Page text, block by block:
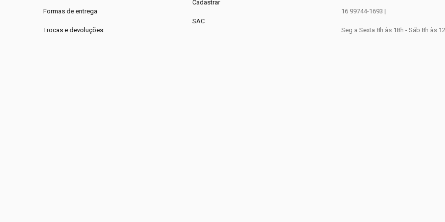
Formas de entrega
Trocas e devoluções
Cadastrar
SAC
16 99744-1693 |
Seg a Sexta 8h às 18h - Sáb 8h às